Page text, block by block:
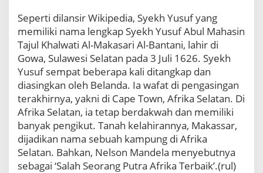
Seperti dilansir Wikipedia, Syekh Yusuf yang
memiliki nama lengkap Syekh Yusuf Abul Mahasin
Tajul Khalwati Al-Makasari Al-Bantani, lahir di
Gowa, Sulawesi Selatan pada 3 Juli 1626. Syekh
Yusuf sempat beberapa kali ditangkap dan
diasingkan oleh Belanda. Ia wafat di pengasingan
terakhirnya, yakni di Cape Town, Afrika Selatan. Di
Afrika Selatan, ia tetap berdakwah dan memiliki
banyak pengikut. Tanah kelahirannya, Makassar,
dijadikan nama sebuah kampung di Afrika
Selatan. Bahkan, Nelson Mandela menyebutnya
sebagai ‘Salah Seorang Putra Afrika Terbaik’.(rul)